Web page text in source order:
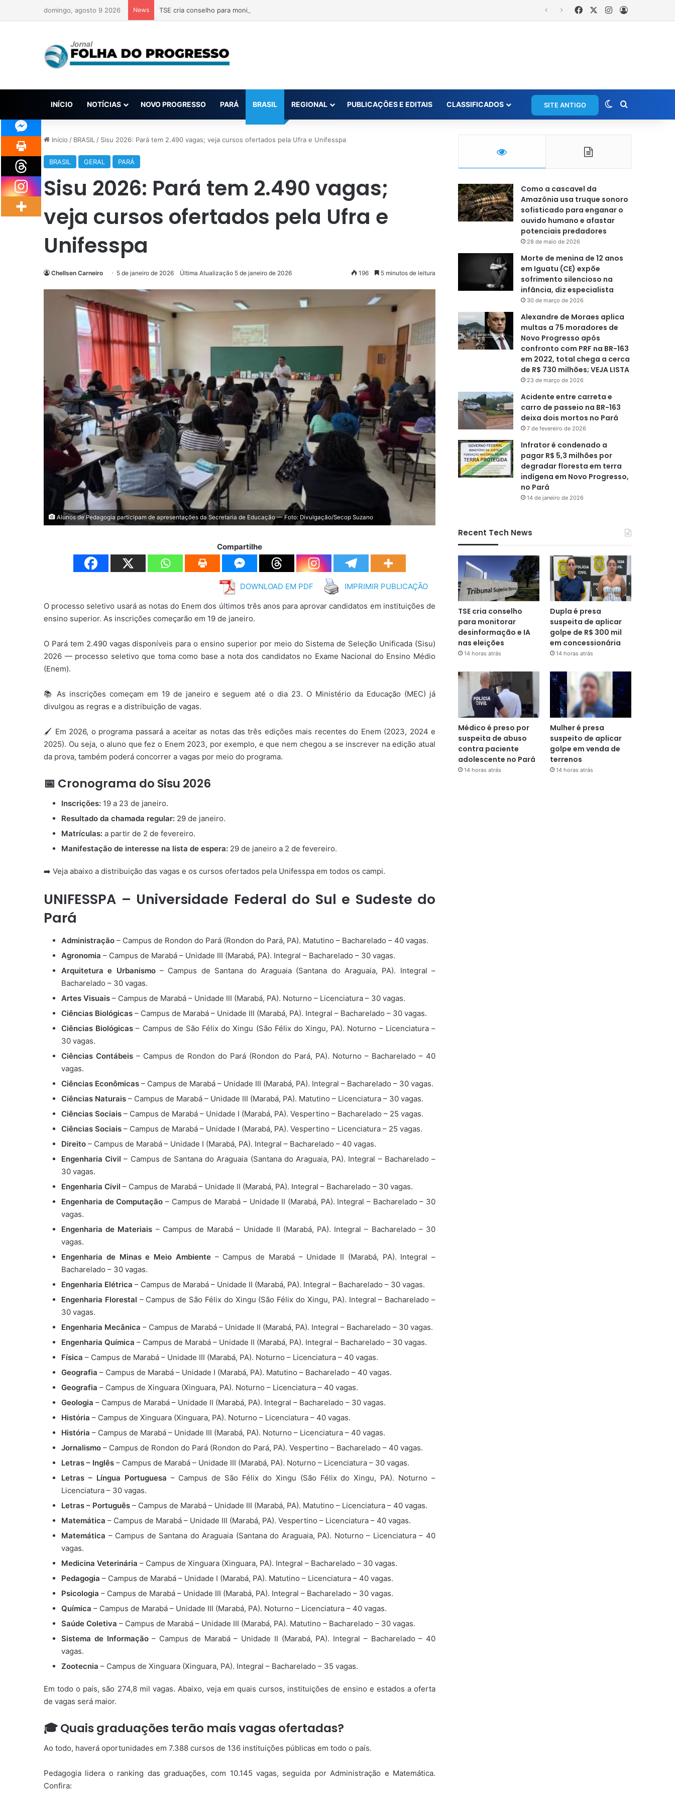
domingo, agosto 9 2026 News TSE cria conselho para monitorar desinformação e IA nas eleições FacebookInstagram
Entrar
INÍCIO NOTÍCIAS NOVO PROGRESSO PARÁ BRASIL REGIONAL PUBLICAÇÕES E EDITAIS CLASSIFICADOS SITE ANTIGO Switch skin
Início / BRASIL / Sisu 2026: Pará tem 2.490 vagas; veja cursos ofertados pela Ufra e Unifesspa
BRASIL GERAL PARÁ
Sisu 2026: Pará tem 2.490 vagas;
veja cursos ofertados pela Ufra e
Unifesspa
Chellsen Carneiro 5 de janeiro de 2026 Última Atualização 5 de janeiro de 2026 196 5 minutos de leitura
Alunos de Pedagogia participam de apresentações da Secretaria de Educação — Foto: Divulgação/Secop Suzano
Compartilhe
DOWNLOAD EM PDF IMPRIMIR PUBLICAÇÃO
O processo seletivo usará as notas do Enem dos últimos três anos para aprovar candidatos em instituições de
ensino superior. As inscrições começarão em 19 de janeiro.
O Pará tem 2.490 vagas disponíveis para o ensino superior por meio do Sistema de Seleção Unificada (Sisu)
2026 — processo seletivo que toma como base a nota dos candidatos no Exame Nacional do Ensino Médio
(Enem).
📚 As inscrições começam em 19 de janeiro e seguem até o dia 23. O Ministério da Educação (MEC) já
divulgou as regras e a distribuição de vagas.
🖌️ Em 2026, o programa passará a aceitar as notas das três edições mais recentes do Enem (2023, 2024 e
2025). Ou seja, o aluno que fez o Enem 2023, por exemplo, e que nem chegou a se inscrever na edição atual
da prova, também poderá concorrer a vagas por meio do programa.
📅 Cronograma do Sisu 2026
Inscrições: 19 a 23 de janeiro.
Resultado da chamada regular: 29 de janeiro.
Matrículas: a partir de 2 de fevereiro.
Manifestação de interesse na lista de espera: 29 de janeiro a 2 de fevereiro.
➡️ Veja abaixo a distribuição das vagas e os cursos ofertados pela Unifesspa em todos os campi.
UNIFESSPA – Universidade Federal do Sul e Sudeste do
Pará
Administração – Campus de Rondon do Pará (Rondon do Pará, PA). Matutino – Bacharelado – 40 vagas.
Agronomia – Campus de Marabá – Unidade III (Marabá, PA). Integral – Bacharelado – 30 vagas.
Arquitetura e Urbanismo– Campus de Santana do Araguaia (Santana do Araguaia, PA). Integral –
Bacharelado – 30 vagas.
Artes Visuais – Campus de Marabá – Unidade III (Marabá, PA). Noturno – Licenciatura – 30 vagas.
Ciências Biológicas – Campus de Marabá – Unidade III (Marabá, PA). Integral – Bacharelado – 30 vagas.
Ciências Biológicas – Campus de São Félix do Xingu (São Félix do Xingu, PA). Noturno – Licenciatura –
30 vagas.
Ciências Contábeis – Campus de Rondon do Pará (Rondon do Pará, PA). Noturno – Bacharelado – 40
vagas.
Ciências Econômicas – Campus de Marabá – Unidade III (Marabá, PA). Integral – Bacharelado – 30 vagas.
Ciências Naturais – Campus de Marabá – Unidade III (Marabá, PA). Matutino – Licenciatura – 30 vagas.
Ciências Sociais – Campus de Marabá – Unidade I (Marabá, PA). Vespertino – Bacharelado – 25 vagas.
Ciências Sociais – Campus de Marabá – Unidade I (Marabá, PA). Vespertino – Licenciatura – 25 vagas.
Direito – Campus de Marabá – Unidade I (Marabá, PA). Integral – Bacharelado – 40 vagas.
Engenharia Civil – Campus de Santana do Araguaia (Santana do Araguaia, PA). Integral – Bacharelado –
30 vagas.
Engenharia Civil – Campus de Marabá – Unidade II (Marabá, PA). Integral – Bacharelado – 30 vagas.
Engenharia de Computação – Campus de Marabá – Unidade II (Marabá, PA). Integral – Bacharelado – 30
vagas.
Engenharia de Materiais – Campus de Marabá – Unidade II (Marabá, PA). Integral – Bacharelado – 30
vagas.
Engenharia de Minas e Meio Ambiente– Campus de Marabá – Unidade II (Marabá, PA). Integral –
Bacharelado – 30 vagas.
Engenharia Elétrica – Campus de Marabá – Unidade II (Marabá, PA). Integral – Bacharelado – 30 vagas.
Engenharia Florestal – Campus de São Félix do Xingu (São Félix do Xingu, PA). Integral – Bacharelado –
30 vagas.
Engenharia Mecânica – Campus de Marabá – Unidade II (Marabá, PA). Integral – Bacharelado – 30 vagas.
Engenharia Química – Campus de Marabá – Unidade II (Marabá, PA). Integral – Bacharelado – 30 vagas.
Física – Campus de Marabá – Unidade III (Marabá, PA). Noturno – Licenciatura – 40 vagas.
Geografia – Campus de Marabá – Unidade I (Marabá, PA). Matutino – Bacharelado – 40 vagas.
Geografia – Campus de Xinguara (Xinguara, PA). Noturno – Licenciatura – 40 vagas.
Geologia – Campus de Marabá – Unidade II (Marabá, PA). Integral – Bacharelado – 30 vagas.
História – Campus de Xinguara (Xinguara, PA). Noturno – Licenciatura – 40 vagas.
História – Campus de Marabá – Unidade III (Marabá, PA). Noturno – Licenciatura – 40 vagas.
Jornalismo – Campus de Rondon do Pará (Rondon do Pará, PA). Vespertino – Bacharelado – 40 vagas.
Letras – Inglês – Campus de Marabá – Unidade III (Marabá, PA). Noturno – Licenciatura – 30 vagas.
Letras – Língua Portuguesa – Campus de São Félix do Xingu (São Félix do Xingu, PA). Noturno –
Licenciatura – 30 vagas.
Letras – Português – Campus de Marabá – Unidade III (Marabá, PA). Matutino – Licenciatura – 40 vagas.
Matemática – Campus de Marabá – Unidade III (Marabá, PA). Vespertino – Licenciatura – 40 vagas.
Matemática – Campus de Santana do Araguaia (Santana do Araguaia, PA). Noturno – Licenciatura – 40
vagas.
Medicina Veterinária – Campus de Xinguara (Xinguara, PA). Integral – Bacharelado – 30 vagas.
Pedagogia – Campus de Marabá – Unidade I (Marabá, PA). Matutino – Licenciatura – 40 vagas.
Psicologia – Campus de Marabá – Unidade III (Marabá, PA). Integral – Bacharelado – 30 vagas.
Química – Campus de Marabá – Unidade III (Marabá, PA). Noturno – Licenciatura – 40 vagas.
Saúde Coletiva – Campus de Marabá – Unidade III (Marabá, PA). Matutino – Bacharelado – 30 vagas.
Sistema de Informação– Campus de Marabá – Unidade II (Marabá, PA). Integral – Bacharelado – 40
vagas.
Zootecnia – Campus de Xinguara (Xinguara, PA). Integral – Bacharelado – 35 vagas.
Em todo o país, são 274,8 mil vagas. Abaixo, veja em quais cursos, instituições de ensino e estados a oferta
de vagas será maior.
🎓 Quais graduações terão mais vagas ofertadas?
Ao todo, haverá oportunidades em 7.388 cursos de 136 instituições públicas em todo o país.
Pedagogia lidera o ranking das graduações, com 10.145 vagas, seguida por Administração e Matemática.
Confira:
Como a cascavel da
Amazônia usa truque sonoro
sofisticado para enganar o
ouvido humano e afastar
potenciais predadores
28 de maio de 2026
Morte de menina de 12 anos
em Iguatu (CE) expõe
sofrimento silencioso na
infância, diz especialista
30 de março de 2026
Alexandre de Moraes aplica
multas a 75 moradores de
Novo Progresso após
confronto com PRF na BR-163
em 2022, total chega a cerca
de R$ 730 milhões; VEJA LISTA
23 de março de 2026
Acidente entre carreta e
carro de passeio na BR-163
deixa dois mortos no Pará
7 de fevereiro de 2026
Infrator é condenado a
pagar R$ 5,3 milhões por
degradar floresta em terra
indígena em Novo Progresso,
no Pará
14 de janeiro de 2026
Recent Tech News
TSE cria conselho
para monitorar
desinformação e IA
nas eleições
14 horas atrás
Dupla é presa
suspeita de aplicar
golpe de R$ 300 mil
em concessionária
14 horas atrás
Médico é preso por
suspeita de abuso
contra paciente
adolescente no Pará
14 horas atrás
Mulher é presa
suspeito de aplicar
golpe em venda de
terrenos
14 horas atrás